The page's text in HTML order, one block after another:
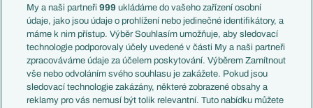
13.05.1992 ?
AFC Ajax (NED) 0:0 Turín Calcio (ITA)
My a naši partneři999 ukládáme do vašeho zařízení osobní
údaje, jako jsou údaje o prohlížení nebo jedinečné identifikátory, a
máme k nim přístup. Výběr Souhlasím umožňuje, aby sledovací
technologie podporovaly účely uvedené v části My a naši partneři
zpracováváme údaje za účelem poskytování. Výběrem Zamítnout
vše nebo odvoláním svého souhlasu je zakážete. Pokud jsou
sledovací technologie zakázány, některé zobrazené obsahy a
reklamy pro vás nemusí být tolik relevantní. Tuto nabídku můžete